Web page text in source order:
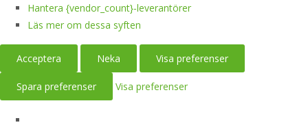
Hantera {vendor_count}-leverantörer
Läs mer om dessa syften
Acceptera Neka Visa preferenser
Spara preferenser Visa preferenser